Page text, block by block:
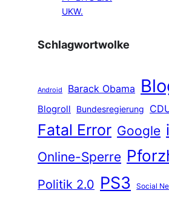
UKW.
Schlagwortwolke
Android Barack Obama
Blogroll Bundesregierung
Fatal Error Google
Online-Sperre
Politik 2.0 PS3 Social